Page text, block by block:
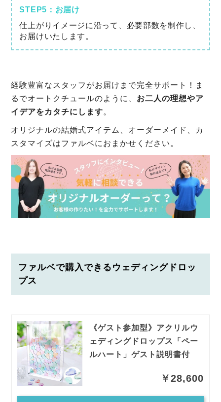
STEP5：お届け
仕上がりイメージに沿って、必要部数を制作し、
お届けいたします。
経験豊富なスタッフがお届けまで完全サポート！ま
るでオートクチュールのように、 お二人の理想やア
イデアをカタチにします。
オリジナルの結婚式アイテム、オーダーメイド、カ
スタマイズはファルベにおまかせください。
ファルベで購入できるウェディングドロッ
プス
《ゲスト参加型》アクリルウ
ェディングドロップス「ペー
ルハート」ゲスト説明書付
￥28,600